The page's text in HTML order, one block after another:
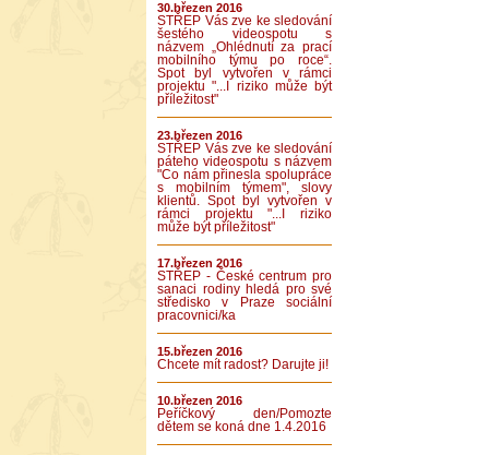
30.březen 2016
STŘEP Vás zve ke sledování
šestého videospotu s
názvem „Ohlédnutí za prací
mobilního týmu po roce“.
Spot byl vytvořen v rámci
projektu "...I riziko může být
příležitost"
23.březen 2016
STŘEP Vás zve ke sledování
páteho videospotu s názvem
"Co nám přinesla spolupráce
s mobilním týmem", slovy
klientů. Spot byl vytvořen v
rámci projektu "...I riziko
může být příležitost"
17.březen 2016
STŘEP - České centrum pro
sanaci rodiny hledá pro své
středisko v Praze sociální
pracovnici/ka
15.březen 2016
Chcete mít radost? Darujte ji!
10.březen 2016
Peříčkový den/Pomozte
dětem se koná dne 1.4.2016